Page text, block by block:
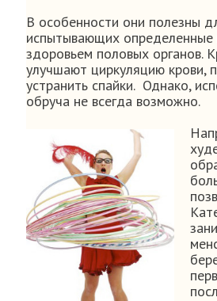
В особенности они полезны
испытывающих
здоровьем половых органов.
улучшают циркуляцию крови,
устранить спайки. Однако,
обруча не всегда возможно.